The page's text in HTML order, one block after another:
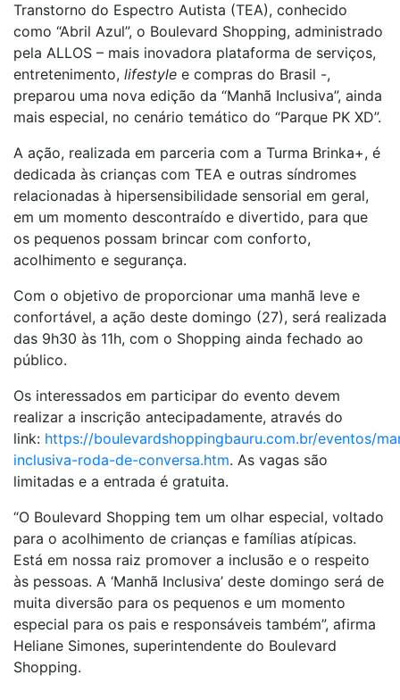
Transtorno do Espectro Autista (TEA), conhecido
como “Abril Azul”, o Boulevard Shopping, administrado
pela ALLOS – mais inovadora plataforma de serviços,
entretenimento, lifestyle e compras do Brasil -,
preparou uma nova edição da “Manhã Inclusiva”, ainda
mais especial, no cenário temático do “Parque PK XD”.
A ação, realizada em parceria com a Turma Brinka+, é
dedicada às crianças com TEA e outras síndromes
relacionadas à hipersensibilidade sensorial em geral,
em um momento descontraído e divertido, para que
os pequenos possam brincar com conforto,
acolhimento e segurança.
Com o objetivo de proporcionar uma manhã leve e
confortável, a ação deste domingo (27), será realizada
das 9h30 às 11h, com o Shopping ainda fechado ao
público.
Os interessados em participar do evento devem
realizar a inscrição antecipadamente, através do
link: https://boulevardshoppingbauru.com.br/eventos/
inclusiva-roda-de-conversa.htm. As vagas são
limitadas e a entrada é gratuita.
“O Boulevard Shopping tem um olhar especial, voltado
para o acolhimento de crianças e famílias atípicas.
Está em nossa raiz promover a inclusão e o respeito
às pessoas. A ‘Manhã Inclusiva’ deste domingo será de
muita diversão para os pequenos e um momento
especial para os pais e responsáveis também”, afirma
Heliane Simones, superintendente do Boulevard
Shopping.